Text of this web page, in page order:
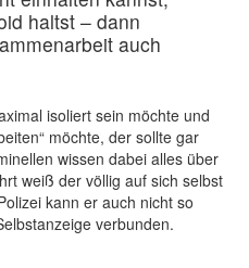
haltst – dann
auch
isoliert sein möchte und
möchte, der sollte gar
wissen dabei alles über
weiß der völlig auf sich selbst
kann er auch nicht so
verbunden.